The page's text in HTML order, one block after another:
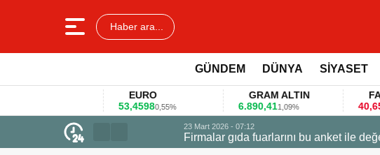
Haber ara...
GÜNDEM DÜNYA SİYASET
EURO
53,4598
0,55%
GRAM ALTIN
6.890,41
1,09% -0,12%
23 Mart 2026 - 07:12
Firmalar gıda fuarlarını bu anket ile değerlendirdi